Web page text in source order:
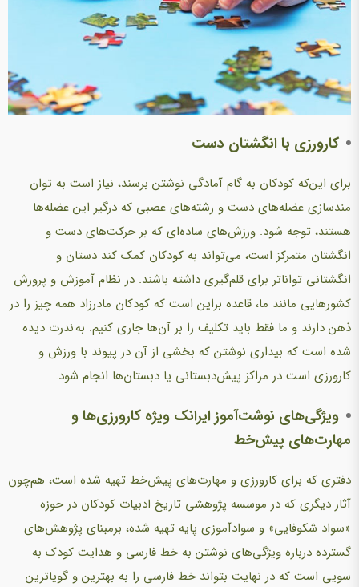
کارورزی با انگشتان دست
برای این‌که کودکان به گام آمادگی نوشتن برسند، نیاز است به توان
مندسازی عضله‌های دست و رشته‌های عصبی که درگیر این عضله‌ها
هستند، توجه شود. ورزش‌های ساده‌ای که بر حرکت‌های دست و
انگشتان متمرکز است، می‌تواند به کودکان کمک کند دستان و
انگشتانی تواناتر برای قلم‌گیری داشته باشند. در نظام آموزش و پرورش
کشورهایی مانند ما، قاعده براین است که کودکان مادرزاد همه چیز را در
ذهن دارند و ما فقط باید تکلیف را بر آن‌ها جاری کنیم. به ندرت دیده
شده است که بیداری نوشتن که بخشی از آن در پیوند با ورزش و
کارورزی است در مراکز پیش‌دبستانی یا دبستان‌ها انجام شود.
ویژگی‌های نوشت‌آموز ایرانک ویژه کارورزی‌ها و
مهارت‌های پیش‌خط
دفتری که برای کارورزی و مهارت‌های پیش‌خط تهیه شده است، هم‌چون
آثار دیگری که در موسسه پژوهشی تاریخ ادبیات کودکان در حوزه
«سواد شکوفایی» و سوادآموزی پایه تهیه شده، برمبنای پژوهش‌های
گسترده درباره ویژگی‌های نوشتن به خط فارسی و هدایت کودک به
سویی است که در نهایت بتواند خط فارسی را به بهترین و گویاترین